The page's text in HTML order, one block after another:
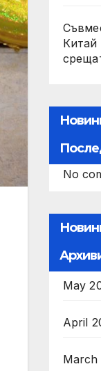
Китай
No
May
April
March